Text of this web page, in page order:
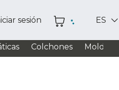
sesión ES
Colchones